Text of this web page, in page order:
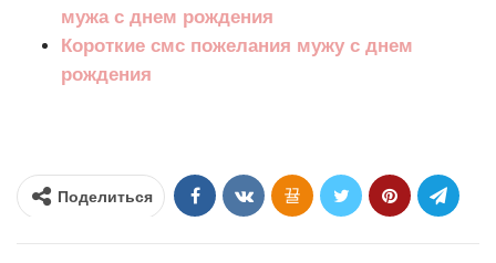
мужа с днем рождения
Короткие смс пожелания мужу с днем
рождения
Поделиться